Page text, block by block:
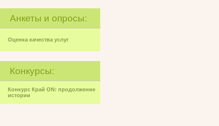
Анкеты и опросы:
Оценка качества услуг
Конкурсы:
Конкурс Край ON: продолжение
истории